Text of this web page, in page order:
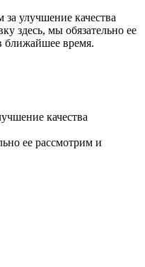
улучшение качества
здесь, мы обязательно ее
ближайшее время.
качества
ее рассмотрим и